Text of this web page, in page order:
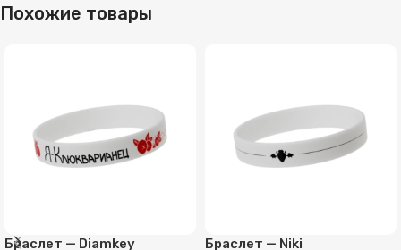
Похожие товары
ХИТ ХИТ